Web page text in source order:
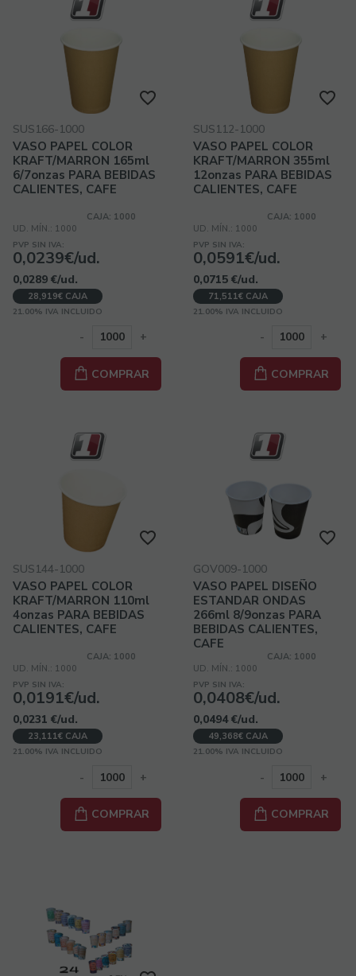
SUS166-1000
VASO PAPEL COLOR
KRAFT/MARRON 165ml
6/7onzas PARA BEBIDAS
CALIENTES, CAFE
CAJA: 1000
UD. MÍN.: 1000
PVP SIN IVA:
0,0239€/ud.
0,0289 €/ud.
28,919€ CAJA
21.00% IVA INCLUIDO
- +
COMPRAR
SUS112-1000
VASO PAPEL COLOR
KRAFT/MARRON 355ml
12onzas PARA BEBIDAS
CALIENTES, CAFE
CAJA: 1000
UD. MÍN.: 1000
PVP SIN IVA:
0,0591€/ud.
0,0715 €/ud.
71,511€ CAJA
21.00% IVA INCLUIDO
- +
COMPRAR
SUS144-1000
VASO PAPEL COLOR
KRAFT/MARRON 110ml
4onzas PARA BEBIDAS
CALIENTES, CAFE
CAJA: 1000
UD. MÍN.: 1000
PVP SIN IVA:
0,0191€/ud.
0,0231 €/ud.
23,111€ CAJA
21.00% IVA INCLUIDO
- +
COMPRAR
GOV009-1000
VASO PAPEL DISEÑO
ESTANDAR ONDAS
266ml 8/9onzas PARA
BEBIDAS CALIENTES,
CAFE
CAJA: 1000
UD. MÍN.: 1000
PVP SIN IVA:
0,0408€/ud.
0,0494 €/ud.
49,368€ CAJA
21.00% IVA INCLUIDO
- +
COMPRAR